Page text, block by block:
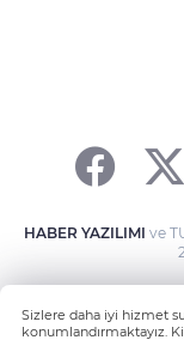
HABER YAZILIMI ve
Sizlere daha iyi hizmet
konumlandırmaktayız.